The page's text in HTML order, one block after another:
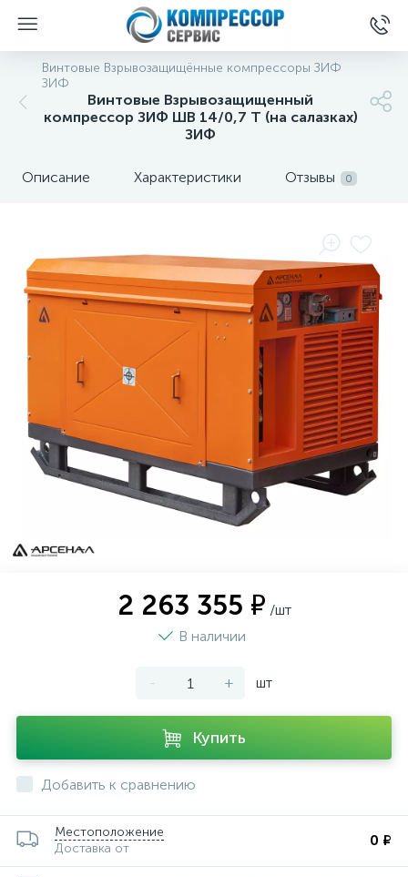
Винтовые Взрывозащищённые компрессоры ЗИФ
ЗИФ
Винтовые Взрывозащищенный
компрессор ЗИФ ШВ 14/0,7 Т (на салазках)
ЗИФ
Описание Характеристики Отзывы 0
2 263 355 ₽ /шт
В наличии
- + шт
Купить
Добавить к сравнению
Местоположение
Доставка от
0 ₽